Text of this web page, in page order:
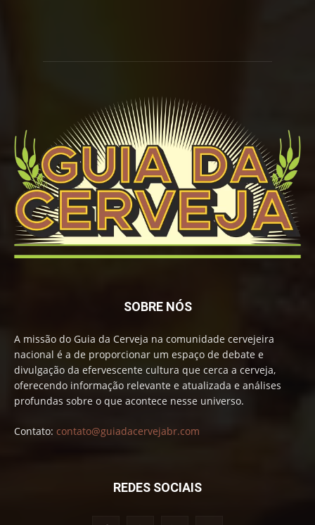
SOBRE NÓS
A missão do Guia da Cerveja na comunidade cervejeira
nacional é a de proporcionar um espaço de debate e
divulgação da efervescente cultura que cerca a cerveja,
oferecendo informação relevante e atualizada e análises
profundas sobre o que acontece nesse universo.
Contato: contato@guiadacervejabr.com
REDES SOCIAIS